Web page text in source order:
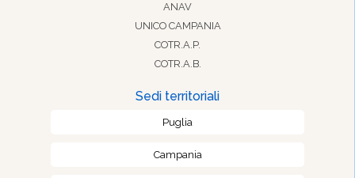
ANAV
UNICO CAMPANIA
COTR.A.P.
COTR.A.B.
Sedi territoriali
Puglia
Campania